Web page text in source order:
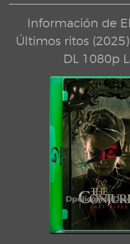
Información de
Últimos ritos
DL 1080p